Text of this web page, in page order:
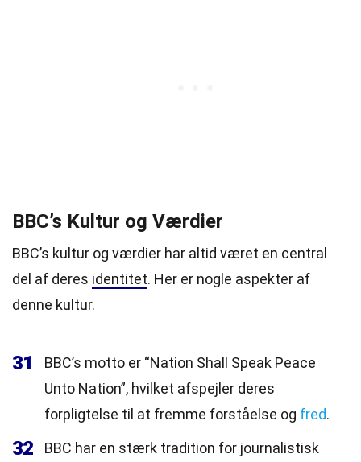
BBC’s Kultur og Værdier
BBC’s kultur og værdier har altid været en central
del af deres identitet. Her er nogle aspekter af
denne kultur.
31
BBC’s motto er “Nation Shall Speak Peace
Unto Nation”, hvilket afspejler deres
forpligtelse til at fremme forståelse og fred.
32
BBC har en stærk tradition for journalistisk